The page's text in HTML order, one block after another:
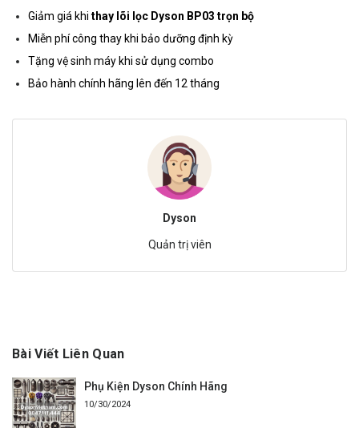
Giảm giá khi thay lõi lọc Dyson BP03 trọn bộ
Miễn phí công thay khi bảo dưỡng định kỳ
Tặng vệ sinh máy khi sử dụng combo
Bảo hành chính hãng lên đến 12 tháng
Dyson
Quản trị viên
Bài Viết Liên Quan
Phụ Kiện Dyson Chính Hãng
10/30/2024